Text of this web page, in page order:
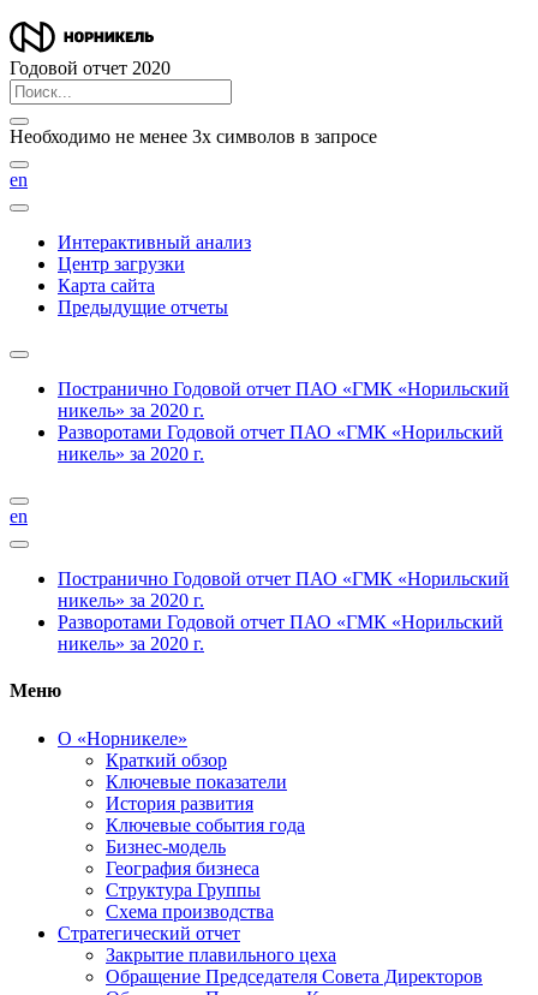
Годовой отчет 2020
Необходимо не менее 3х символов в запросе
en
Интерактивный анализ
Центр загрузки
Карта сайта
Предыдущие отчеты
Постранично Годовой отчет ПАО «ГМК «Норильский
никель» за 2020 г.
Разворотами Годовой отчет ПАО «ГМК «Норильский
никель» за 2020 г.
en
Постранично Годовой отчет ПАО «ГМК «Норильский
никель» за 2020 г.
Разворотами Годовой отчет ПАО «ГМК «Норильский
никель» за 2020 г.
Меню
О «Норникеле»
Краткий обзор
Ключевые показатели
История развития
Ключевые события года
Бизнес-модель
География бизнеса
Структура Группы
Схема производства
Стратегический отчет
Закрытие плавильного цеха
Обращение Председателя Совета Директоров